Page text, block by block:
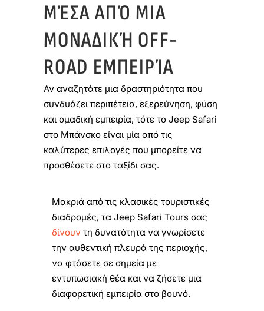
ΜΈΣΑ ΑΠΌ ΜΙΑ
ΜΟΝΑΔΙΚΉ OFF-
ROAD ΕΜΠΕΙΡΊΑ
Αν αναζητάτε μια δραστηριότητα που
συνδυάζει περιπέτεια, εξερεύνηση, φύση
και ομαδική εμπειρία, τότε το Jeep Safari
στο Μπάνσκο είναι μία από τις
καλύτερες επιλογές που μπορείτε να
προσθέσετε στο ταξίδι σας.
Μακριά από τις κλασικές τουριστικές
διαδρομές, τα Jeep Safari Tours σας
δίνουν τη δυνατότητα να γνωρίσετε
την αυθεντική πλευρά της περιοχής,
να φτάσετε σε σημεία με
εντυπωσιακή θέα και να ζήσετε μια
διαφορετική εμπειρία στο βουνό.